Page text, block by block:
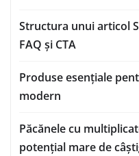
Structura unui articol
FAQ și CTA
Produse esențiale
modern
Păcănele cu
potențial mare de